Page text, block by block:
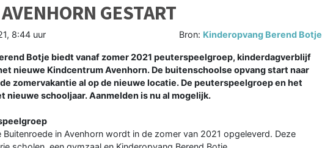
GESTART
8:44 uur Bron: Kinderopvang Berend Botje
Botje biedt vanaf zomer 2021 peuterspeelgroep, kinderdagverblijf
nieuwe Kindcentrum Avenhorn. De buitenschoolse opvang start naar
zomervakantie al op de nieuwe locatie. De peuterspeelgroep en het
schooljaar. Aanmelden is nu al mogelijk.
Buitenroede in Avenhorn wordt in de zomer van 2021 opgeleverd. Deze